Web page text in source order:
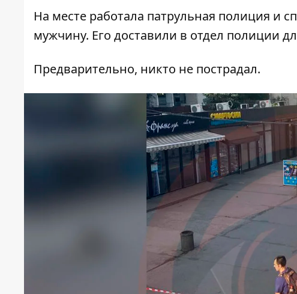
На месте работала патрульная полиция и
мужчину. Его доставили в отдел полиции
Предварительно, никто не пострадал.